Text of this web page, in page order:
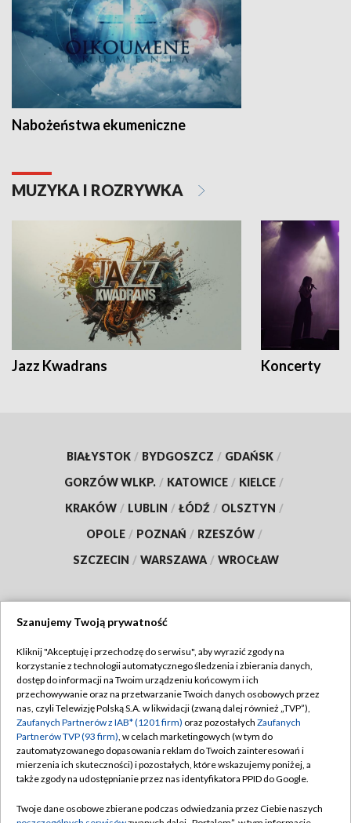
Nabożeństwa ekumeniczne
MUZYKA I ROZRYWKA
Jazz Kwadrans Koncerty
BIAŁYSTOK / BYDGOSZCZ / GDAŃSK /
GORZÓW WLKP. / KATOWICE / KIELCE /
KRAKÓW / LUBLIN / ŁÓDŹ / OLSZTYN /
OPOLE / POZNAŃ / RZESZÓW /
SZCZECIN / WARSZAWA / WROCŁAW
TVP
Abonament TVP
Emisja w TVP
Centrum informacji TVP
Naziemna Telewizja Cyfrowa
Regulamin TVP
Polityka prywatności
Moje zgody
Pomoc
Szanujemy Twoją prywatność
Kliknij "Akceptuję i przechodzę do serwisu", aby wyrazić zgody na
korzystanie z technologii automatycznego śledzenia i zbierania danych,
dostęp do informacji na Twoim urządzeniu końcowym i ich
przechowywanie oraz na przetwarzanie Twoich danych osobowych przez
nas, czyli Telewizję Polską S.A. w likwidacji (zwaną dalej również „TVP”),
Zaufanych Partnerów z IAB* (1201 firm) oraz pozostałych Zaufanych
Partnerów TVP (93 firm), w celach marketingowych (w tym do
zautomatyzowanego dopasowania reklam do Twoich zainteresowań i
mierzenia ich skuteczności) i pozostałych, które wskazujemy poniżej, a
także zgody na udostępnianie przez nas identyfikatora PPID do Google.
Twoje dane osobowe zbierane podczas odwiedzania przez Ciebie naszych